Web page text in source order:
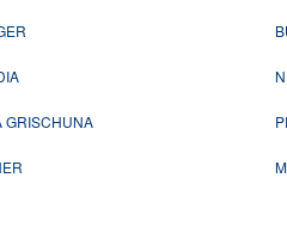
GRISCHUNA